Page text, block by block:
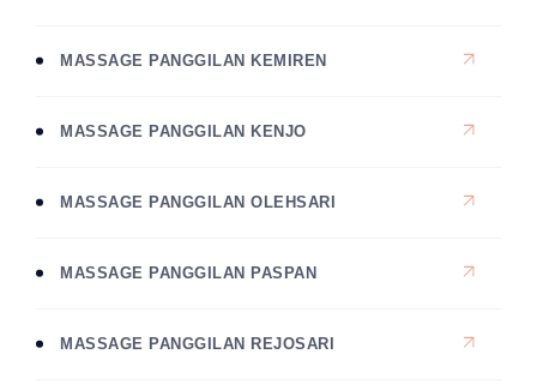
MASSAGE PANGGILAN KEMIREN
MASSAGE PANGGILAN KENJO
MASSAGE PANGGILAN OLEHSARI
MASSAGE PANGGILAN PASPAN
MASSAGE PANGGILAN REJOSARI